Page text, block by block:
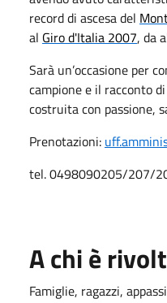
record di ascesa del
al Giro d'Italia 2007, da
Sarà un’occasione per
campione e il racconto
costruita con passione,
Prenotazioni:
tel. 0498090205/207/
A chi è
Famiglie, ragazzi,